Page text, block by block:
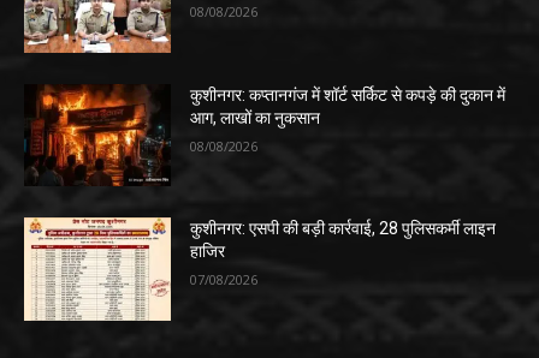
08/08/2026
कुशीनगर: कप्तानगंज में शॉर्ट सर्किट से कपड़े की दुकान में
आग, लाखों का नुकसान
08/08/2026
कुशीनगर: एसपी की बड़ी कार्रवाई, 28 पुलिसकर्मी लाइन
हाजिर
07/08/2026